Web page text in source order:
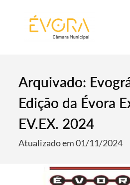
Arquivado:
Edição da Évora
EV.EX. 2024
Atualizado em 01/11/2024